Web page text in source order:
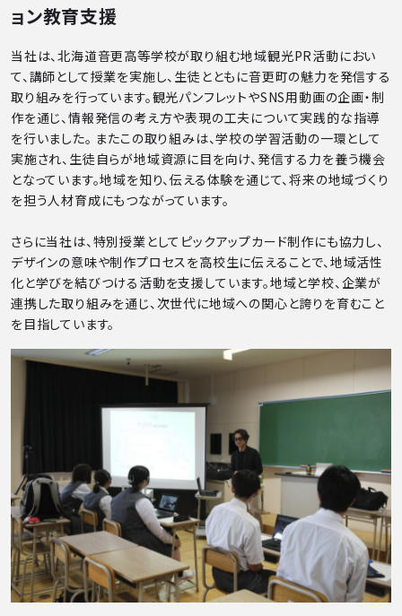
ョン教育支援
当社は、北海道音更高等学校が取り組む地域観光PR活動におい
て、講師として授業を実施し、生徒とともに音更町の魅力を発信する
取り組みを行っています。観光パンフレットやSNS用動画の企画・制
作を通じ、情報発信の考え方や表現の工夫について実践的な指導
を行いました。 またこの取り組みは、学校の学習活動の一環として
実施され、生徒自らが地域資源に目を向け、発信する力を養う機会
となっています。地域を知り、伝える体験を通じて、将来の地域づくり
を担う人材育成にもつながっています。
さらに当社は、特別授業としてピックアップカード制作にも協力し、
デザインの意味や制作プロセスを高校生に伝えることで、地域活性
化と学びを結びつける活動を支援しています。地域と学校、企業が
連携した取り組みを通じ、次世代に地域への関心と誇りを育むこと
を目指しています。